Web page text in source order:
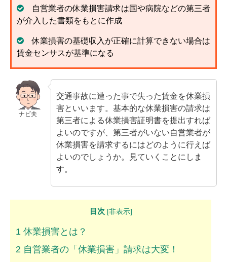
自営業者の休業損害請求は国や病院などの第三者
が介入した書類をもとに作成
休業損害の基礎収入が正確に計算できない場合は
賃金センサスが基準になる
ナビ夫
交通事故に遭った事で失った賃金を休業損
害といいます。基本的な休業損害の請求は
第三者による休業損害証明書を提出すれば
よいのですが、第三者がいない自営業者が
休業損害を請求するにはどのように行えば
よいのでしょうか。見ていくことにしま
す。
目次 [非表示]
1 休業損害とは？
2 自営業者の「休業損害」請求は大変！
交通事故体験談 ▼
乗用車事故の体験談
大型車事故の体験談
自転車事故の体験談
ムチ打ちの体験談
捻挫の体験談
打撲の体験談
骨折の体験談
弁護士を探す